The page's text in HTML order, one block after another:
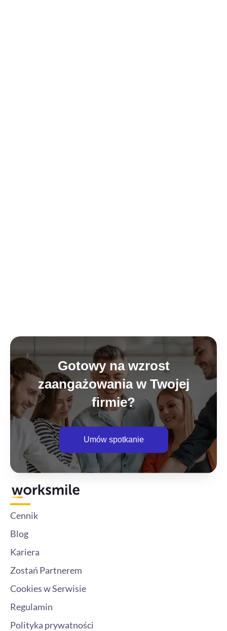
Gotowy na wzrost
zaangażowania w Twojej
firmie?
Umów spotkanie
Cennik
Blog
Kariera
Zostań Partnerem
Cookies w Serwisie
Regulamin
Polityka prywatności